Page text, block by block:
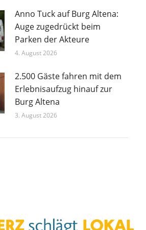
Anno Tuck auf Burg Altena:
Auge zugedrückt beim
Parken der Akteure
4. August 2026
2.500 Gäste fahren mit dem
Erlebnisaufzug hinauf zur
Burg Altena
3. August 2026